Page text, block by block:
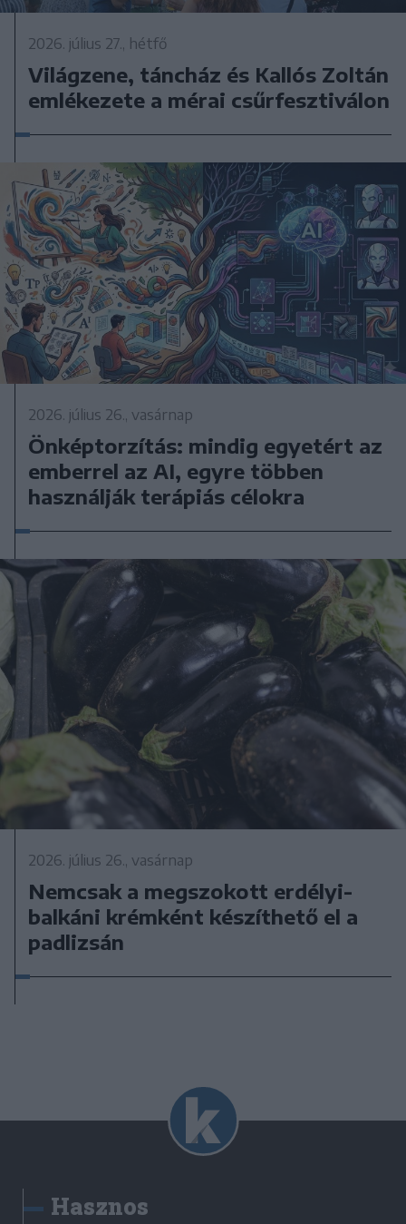
2026. július 27., hétfő
Világzene, táncház és Kallós Zoltán
emlékezete a mérai csűrfesztiválon
2026. július 26., vasárnap
Önképtorzítás: mindig egyetért az
emberrel az AI, egyre többen
használják terápiás célokra
2026. július 26., vasárnap
Nemcsak a megszokott erdélyi-
balkáni krémként készíthető el a
padlizsán
Hasznos